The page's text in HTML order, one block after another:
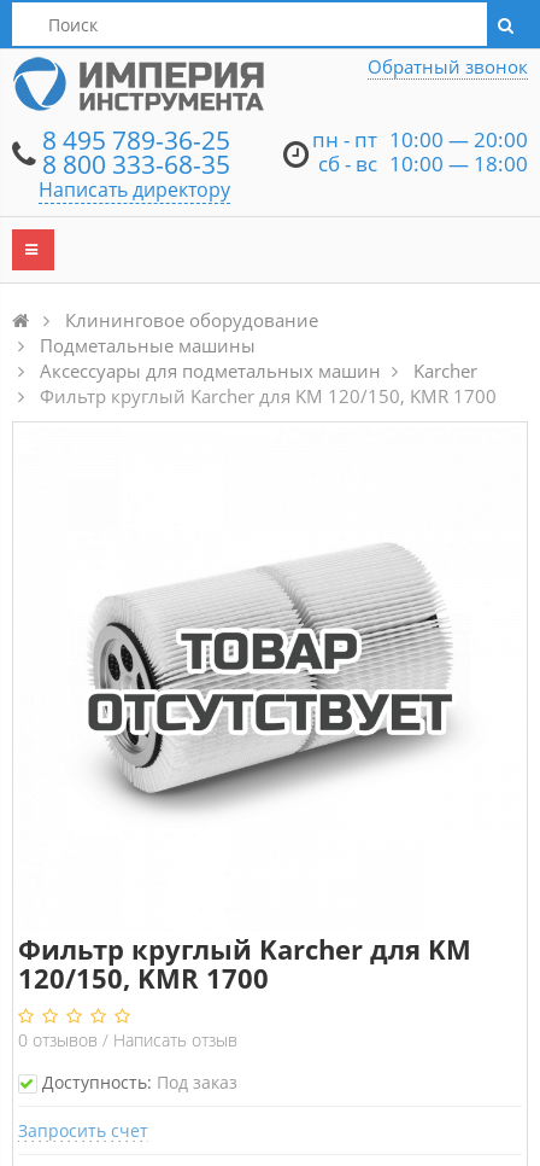
Написать директору
8 495 789-36-25
8 800 333-68-35
Написать директору
пн - пт 10:00 — 20:00
сб - вс 10:00 — 18:00
Обратный звонок
Клининговое оборудование
Подметальные машины
Аксессуары для подметальных машин
Karcher
Фильтр круглый Karcher для KM 120/150, KMR 1700
Фильтр круглый Karcher для KM
120/150, KMR 1700
0 отзывов / Написать отзыв
Доступность: Под заказ
Запросить счет